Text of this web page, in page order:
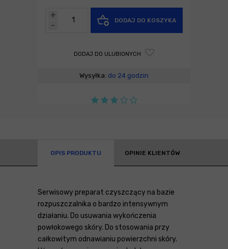
-
+
DODAJ DO KOSZYKA
DODAJ DO ULUBIONYCH
Wysyłka: do 24 godzin
OPIS PRODUKTU OPINIE KLIENTÓW
Serwisowy preparat czyszczący na bazie
rozpuszczalnika o bardzo intensywnym
działaniu. Do usuwania wykończenia
powłokowego skóry. Do stosowania przy
całkowitym odnawianiu powierzchni skóry.